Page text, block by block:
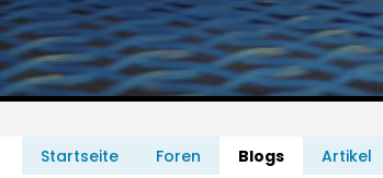
Startseite Foren Blogs Artikel